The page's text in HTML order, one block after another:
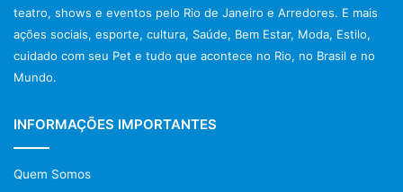
Post Views: 1.036
teatro, shows e eventos pelo Rio de Janeiro e Arredores. E mais
ações sociais, esporte, cultura, Saúde, Bem Estar, Moda, Estilo,
cuidado com seu Pet e tudo que acontece no Rio, no Brasil e no
Mundo.
INFORMAÇÕES IMPORTANTES
Quem Somos